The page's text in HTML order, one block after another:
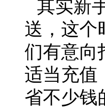
其实新
送，这个
们有意向
适当充值
省不少钱